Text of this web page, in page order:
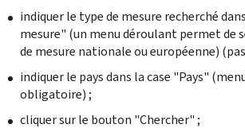
indiquer le type de mesure recherché
mesure" (un menu déroulant permet de
de mesure nationale ou européenne)
indiquer le pays dans la case "Pays"
obligatoire) ;
cliquer sur le bouton "Chercher" ;